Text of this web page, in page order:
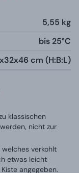
5,55 kg
bis 25°C
cm (H:B:L)
klassischen
nicht zur
verkohlt
etwas leicht
angegeben.